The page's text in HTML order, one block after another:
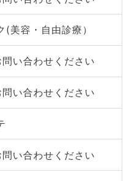
(美容・自由診療）
い合わせください
い合わせください
い合わせください